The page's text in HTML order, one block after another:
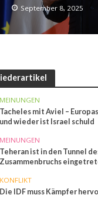
September 8, 2025
MEINUNGEN
Tacheles mit Aviel –
und wieder ist Israel schuld
MEINUNGEN
Teheran ist in den Tunnel
Zusammenbruchs
KONFLIKT
Die IDF muss Kämpfer